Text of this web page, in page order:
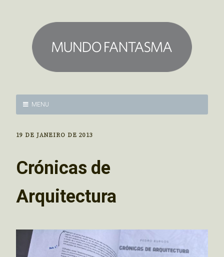
MENU
19 DE JANEIRO DE 2013
Crónicas de
Arquitectura